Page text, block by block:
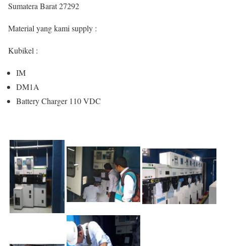
Sumatera Barat 27292
Material yang kami supply :
Kubikel :
IM
DM1A
Battery Charger 110 VDC